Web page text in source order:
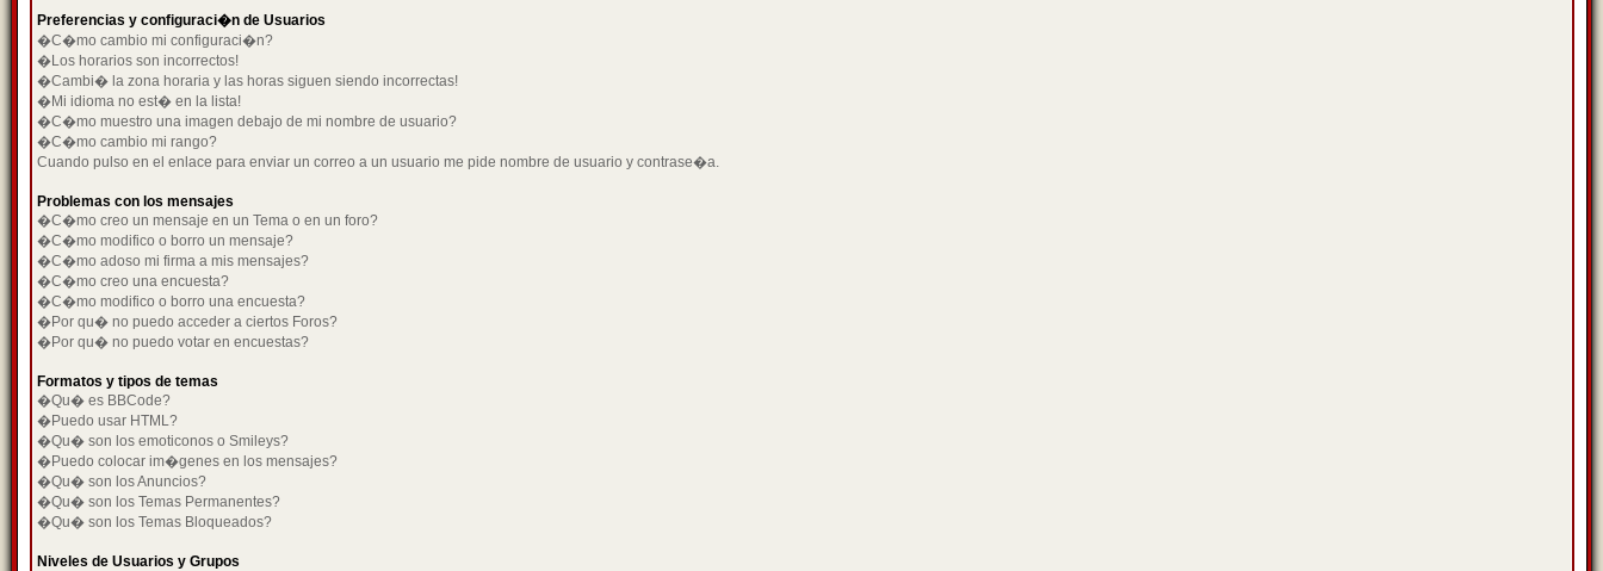
Preferencias y configuraci�n de Usuarios
�C�mo cambio mi configuraci�n?
�Los horarios son incorrectos!
�Cambi� la zona horaria y las horas siguen siendo incorrectas!
�Mi idioma no est� en la lista!
�C�mo muestro una imagen debajo de mi nombre de usuario?
�C�mo cambio mi rango?
Cuando pulso en el enlace para enviar un correo a un usuario me pide nombre de usuario y contrase�a.
Problemas con los mensajes
�C�mo creo un mensaje en un Tema o en un foro?
�C�mo modifico o borro un mensaje?
�C�mo adoso mi firma a mis mensajes?
�C�mo creo una encuesta?
�C�mo modifico o borro una encuesta?
�Por qu� no puedo acceder a ciertos Foros?
�Por qu� no puedo votar en encuestas?
Formatos y tipos de temas
�Qu� es BBCode?
�Puedo usar HTML?
�Qu� son los emoticonos o Smileys?
�Puedo colocar im�genes en los mensajes?
�Qu� son los Anuncios?
�Qu� son los Temas Permanentes?
�Qu� son los Temas Bloqueados?
Niveles de Usuarios y Grupos